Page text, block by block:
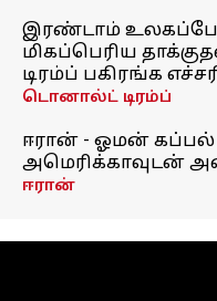
இரண்டாம்
மிகப்பெரிய
டிரம்ப் பகிரங்க
டொனால்ட் டிரம்ப்
ஈரான் - ஓமன் கப்பல்
அமெரிக்காவுடன்
ஈரான்